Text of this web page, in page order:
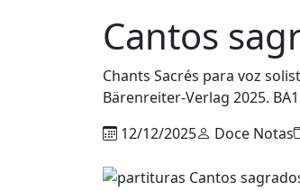
Cantos
Chants Sacrés para voz
Bärenreiter-Verlag 2025.
12/12/2025
Doce Notas